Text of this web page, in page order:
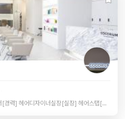
헤어디자이너[신입] 헤어디자이너[경력] 헤어디자이너실장[실장] 헤어스탭[신입] 헤어스탭[경력]